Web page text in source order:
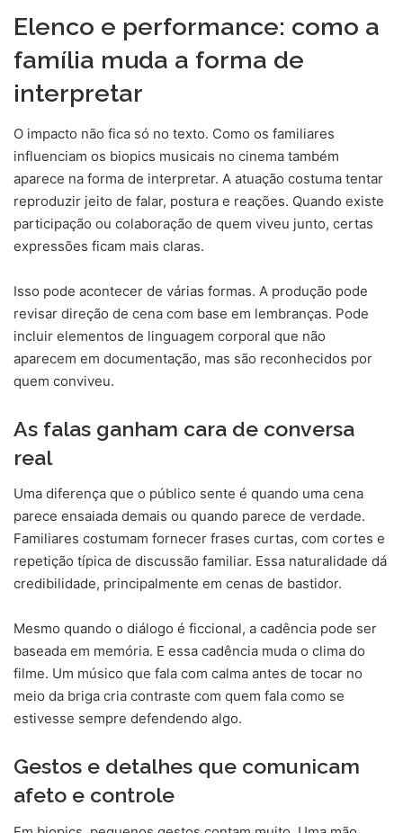
Elenco e performance: como a
família muda a forma de
interpretar
O impacto não fica só no texto. Como os familiares
influenciam os biopics musicais no cinema também
aparece na forma de interpretar. A atuação costuma tentar
reproduzir jeito de falar, postura e reações. Quando existe
participação ou colaboração de quem viveu junto, certas
expressões ficam mais claras.
Isso pode acontecer de várias formas. A produção pode
revisar direção de cena com base em lembranças. Pode
incluir elementos de linguagem corporal que não
aparecem em documentação, mas são reconhecidos por
quem conviveu.
As falas ganham cara de conversa
real
Uma diferença que o público sente é quando uma cena
parece ensaiada demais ou quando parece de verdade.
Familiares costumam fornecer frases curtas, com cortes e
repetição típica de discussão familiar. Essa naturalidade dá
credibilidade, principalmente em cenas de bastidor.
Mesmo quando o diálogo é ficcional, a cadência pode ser
baseada em memória. E essa cadência muda o clima do
filme. Um músico que fala com calma antes de tocar no
meio da briga cria contraste com quem fala como se
estivesse sempre defendendo algo.
Gestos e detalhes que comunicam
afeto e controle